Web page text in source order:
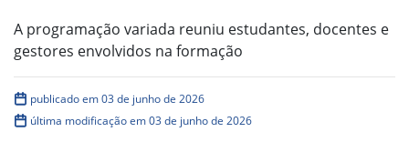
A programação variada reuniu estudantes, docentes e
gestores envolvidos na formação
publicado em 03 de junho de 2026
última modificação em 03 de junho de 2026